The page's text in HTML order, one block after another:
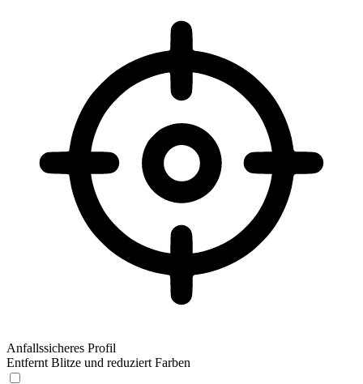
Anfallssicheres Profil
Entfernt Blitze und reduziert Farben